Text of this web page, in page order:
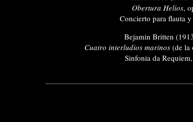
Obertura Helios,
Concierto para flauta
Bejamin Britten
Cuatro interludios marinos (de la
Sinfonia da